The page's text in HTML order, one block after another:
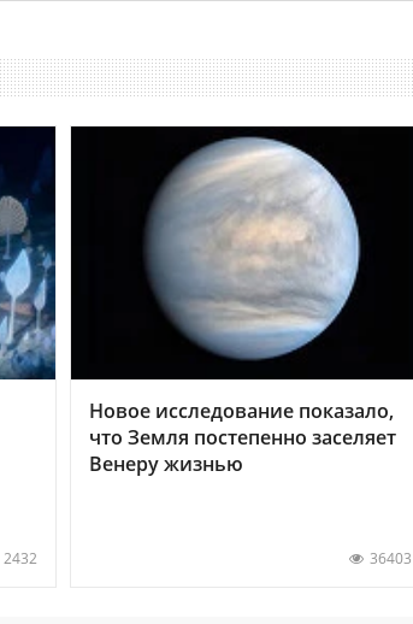
2432
Новое исследование показало,
что Земля постепенно заселяет
Венеру жизнью
36403